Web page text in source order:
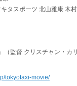
タスポーツ 北山雅康 木
監督 クリスチャン・カリ
tokyotaxi-movie/